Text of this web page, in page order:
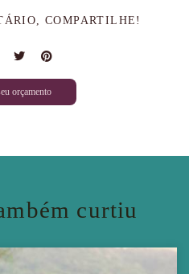
COMPARTILHE!
orçamento
curtiu